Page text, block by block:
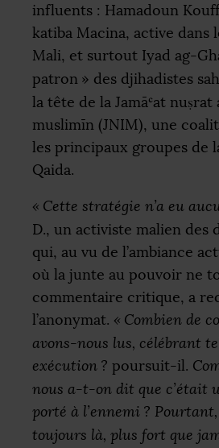
influents : Hamadoun
katiba Macina, active dans
Mali, et surtout Iyad ag-
patron » des djihadistes
la tête de la Jamāʿat
muslimīn (JNIM), une
les principaux groupes de
Qaida.
« Cette stratégie n’a eu
D., un activiste malien des
qui, au vu de l’ambiance
où la junte au pouvoir ne
commentaire critique, a
l’anonymat. « Combien de
avons-nous lus, célébrant
exécution ? poursuit-il.
nous a-t-on dit que c’était
porté à l’ennemi ?
toujours là, plus fort que